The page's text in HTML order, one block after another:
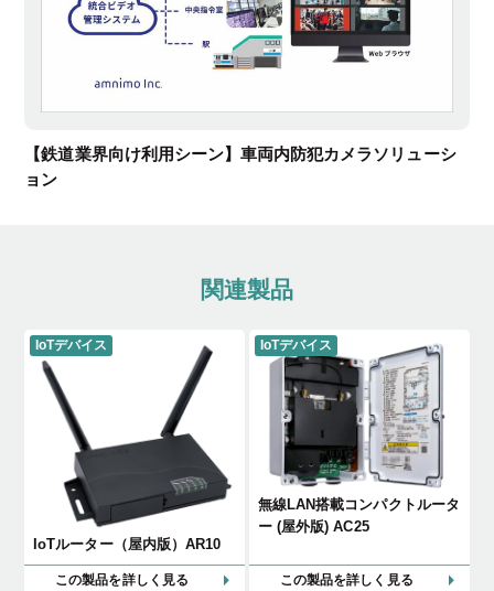
【鉄道業界向け利用シーン】車両内防犯カメラソリューシ
ョン
関連製品
IoTデバイス
IoTルーター（屋内版）AR10
この製品を詳しく見る
IoTデバイス
無線LAN搭載コンパクトルータ
ー (屋外版) AC25
この製品を詳しく見る